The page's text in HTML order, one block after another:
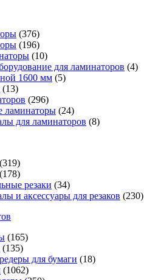
(376)
(196)
(10)
для ламинаторов (4)
1600 мм (5)
(13)
(296)
ламинаторы (24)
для ламинаторов (8)
(319)
(178)
резаки (34)
и аксессуары для резаков (230)
(165)
(135)
для бумаги (18)
(1062)